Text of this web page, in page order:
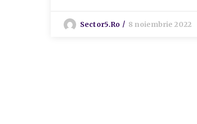
Sector5.ro 8 noiembrie 2022